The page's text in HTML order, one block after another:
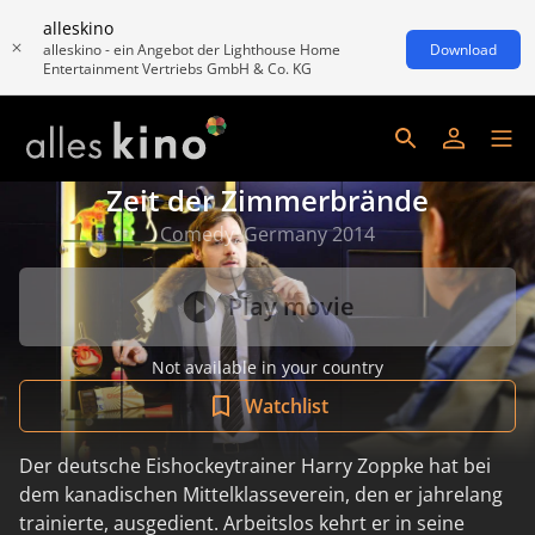
alleskino
alleskino - ein Angebot der Lighthouse Home
Entertainment Vertriebs GmbH & Co. KG
Download
Zeit der Zimmerbrände
Comedy, Germany 2014
Play movie
Not available in your country
Watchlist
Der deutsche Eishockeytrainer Harry Zoppke hat bei
dem kanadischen Mittelklasseverein, den er jahrelang
trainierte, ausgedient. Arbeitslos kehrt er in seine